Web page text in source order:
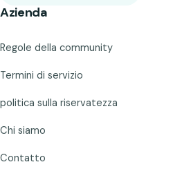
Azienda
Regole della community
Termini di servizio
politica sulla riservatezza
Chi siamo
Contatto